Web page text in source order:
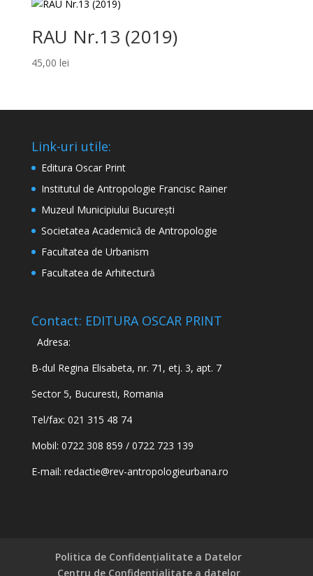
RAU Nr.13 (2019)
45,00 lei
Link-uri utile:
Editura Oscar Print
Institutul de Antropologie Francisc Rainer
Muzeul Municipiului București
Societatea Academică de Antropologie
Facultatea de Urbanism
Facultatea de Arhitectură
Contact: EDITURA OSCAR PRINT
Adresa:
B-dul Regina Elisabeta, nr. 71, etj. 3, apt. 7
Sector 5, Bucuresti, Romania
Tel/fax: 021 315 48 74
Mobil: 0722 308 859 / 0722 723 139
E-mail: redactie@rev-antropologieurbana.ro
Politica de Confidențialitate a Datelor
Centru de Confidențialitate a datelor